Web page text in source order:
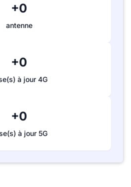
+0
antenne
+0
à jour 4G
+0
à jour 5G